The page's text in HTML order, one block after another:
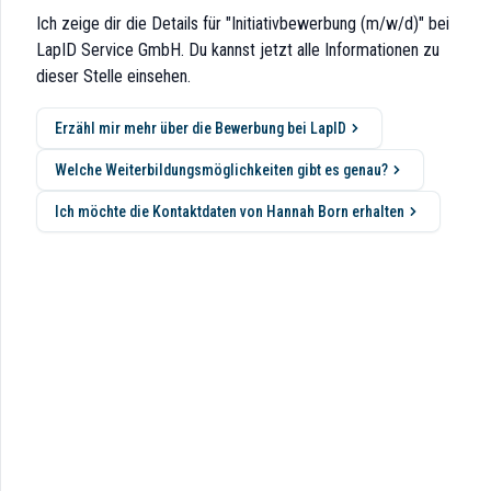
oder Mac Notebook für Deine tägliche Arbeit.Weiterhin
€ jährlich für Deine persönliche Weiterentwicklung zur Verfügung.
von zuhause arbeiten.
bis zu 10 Tage im Jahr Urlaub hinzu oder spare Dir 10 Tage
Leistungen, ÖPNV-Ticket, Kita-Zuschuss und ein
Essenszuschuss in der Kantine in Netphen und monatlicher
mit und übernimmst Verantwortung für Deinen Bereich.
Ich zeige dir die Details für "Initiativbewerbung (m/w/d)" bei
LapID Service GmbH. Du kannst jetzt alle Informationen zu
dieser Stelle einsehen.
Erzähl mir mehr über die Bewerbung bei LapID
Welche Weiterbildungsmöglichkeiten gibt es genau?
Ich möchte die Kontaktdaten von Hannah Born erhalten